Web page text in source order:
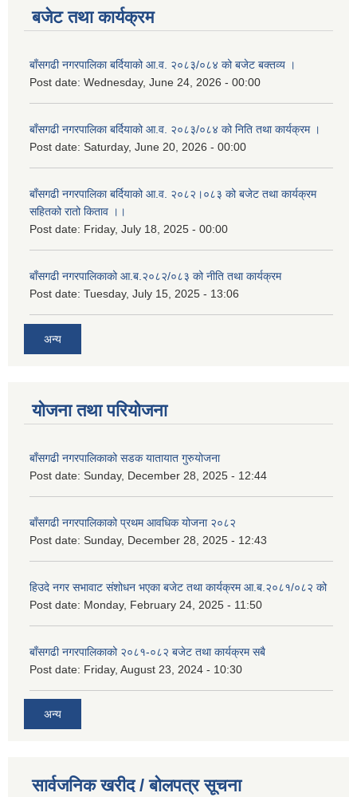
बजेट तथा कार्यक्रम
बाँसगढी नगरपालिका बर्दियाको आ.व. २०८३/०८४ को बजेट बक्तव्य ।
Post date: Wednesday, June 24, 2026 - 00:00
बाँसगढी नगरपालिका बर्दियाको आ.व. २०८३/०८४ को निति तथा कार्यक्रम ।
Post date: Saturday, June 20, 2026 - 00:00
बाँसगढी नगरपालिका बर्दियाको आ.व. २०८२।०८३ को बजेट तथा कार्यक्रम
सहितको रातो किताव ।।
Post date: Friday, July 18, 2025 - 00:00
बाँसगढी नगरपालिकाको आ.ब.२०८२/०८३ को नीति तथा कार्यक्रम
Post date: Tuesday, July 15, 2025 - 13:06
अन्य
योजना तथा परियोजना
बाँसगढी नगरपालिकाको सडक यातायात गुरुयोजना
Post date: Sunday, December 28, 2025 - 12:44
बाँसगढी नगरपालिकाको प्रथम आवधिक योजना २०८२
Post date: Sunday, December 28, 2025 - 12:43
हिउदे नगर सभावाट संशोधन भएका बजेट तथा कार्यक्रम आ.ब.२०८१/०८२ को
Post date: Monday, February 24, 2025 - 11:50
बाँसगढी नगरपालिकाको २०८१-०८२ बजेट तथा कार्यक्रम सबै
Post date: Friday, August 23, 2024 - 10:30
अन्य
सार्वजनिक खरीद / बोलपत्र सूचना